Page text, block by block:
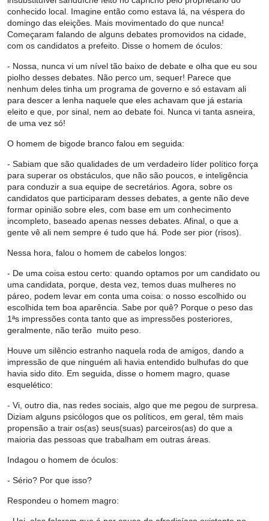
conhecido local. Imagine então como estava lá, na véspera do
domingo das eleições. Mais movimentado do que nunca!
Começaram falando de alguns debates promovidos na cidade,
com os candidatos a prefeito. Disse o homem de óculos:
- Nossa, nunca vi um nível tão baixo de debate e olha que eu sou
piolho desses debates. Não perco um, sequer! Parece que
nenhum deles tinha um programa de governo e só estavam ali
para descer a lenha naquele que eles achavam que já estaria
eleito e que, por sinal, nem ao debate foi. Nunca vi tanta asneira,
de uma vez só!
O homem de bigode branco falou em seguida:
- Sabiam que são qualidades de um verdadeiro líder político força
para superar os obstáculos, que não são poucos, e inteligência
para conduzir a sua equipe de secretários. Agora, sobre os
candidatos que participaram desses debates, a gente não deve
formar opinião sobre eles, com base em um conhecimento
incompleto, baseado apenas nesses debates. Afinal, o que a
gente vê ali nem sempre é tudo que há. Pode ser pior (risos).
Nessa hora, falou o homem de cabelos longos:
- De uma coisa estou certo: quando optamos por um candidato ou
uma candidata, porque, desta vez, temos duas mulheres no
páreo, podem levar em conta uma coisa: o nosso escolhido ou
escolhida tem boa aparência. Sabe por quê? Porque o peso das
1ªs impressões conta tanto que as impressões posteriores,
geralmente, não terão muito peso.
Houve um silêncio estranho naquela roda de amigos, dando a
impressão de que ninguém ali havia entendido bulhufas do que
havia sido dito. Em seguida, disse o homem magro, quase
esquelético:
- Vi, outro dia, nas redes sociais, algo que me pegou de surpresa.
Diziam alguns psicólogos que os políticos, em geral, têm mais
propensão a trair os(as) seus(suas) parceiros(as) do que a
maioria das pessoas que trabalham em outras áreas.
Indagou o homem de óculos:
- Sério? Por que isso?
Respondeu o homem magro: